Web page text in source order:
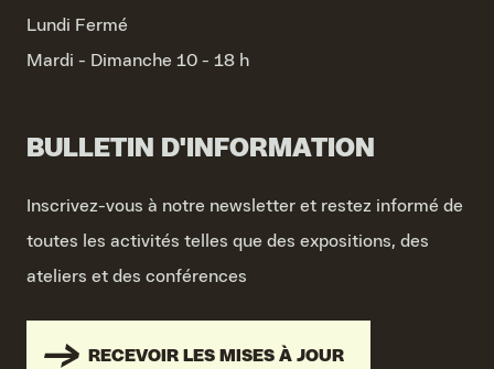
Lundi Fermé
Mardi - Dimanche 10 - 18 h
BULLETIN D'INFORMATION
Inscrivez-vous à notre newsletter et restez informé de
toutes les activités telles que des expositions, des
ateliers et des conférences
RECEVOIR LES MISES À JOUR